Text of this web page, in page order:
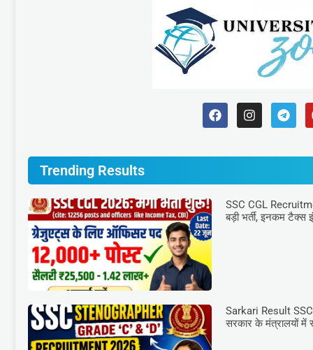
Trending Results
SSC CGL
बड़ी भर्ती, इनकम टैक्स
Sarkari Result
सरकार के मंत्रालयों में